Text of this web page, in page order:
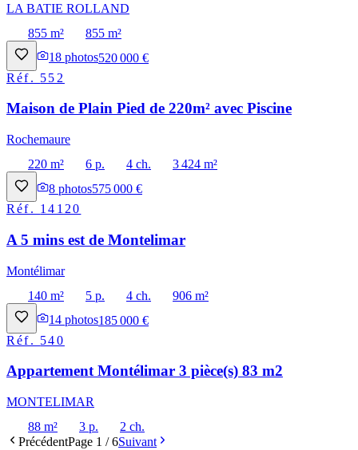
LA BATIE ROLLAND
855 m²
855 m²
18 photos520 000 €
Réf. 552
Maison de Plain Pied de 220m² avec Piscine
Rochemaure
220 m²
6 p. 4 ch.
3 424 m²
8 photos575 000 €
Réf. 14120
A 5 mins est de Montelimar
Montélimar
140 m²
5 p. 4 ch.
906 m²
14 photos185 000 €
Réf. 540
Appartement Montélimar 3 pièce(s) 83 m2
MONTELIMAR
88 m²
3 p.
2 ch.
PrécédentPage 1 /6Suivant